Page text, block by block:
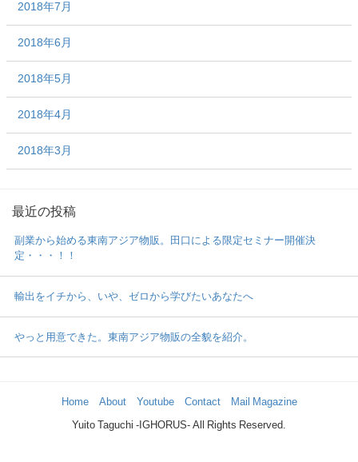
2018年7月
2018年6月
2018年5月
2018年4月
2018年3月
最近の投稿
副業から始める東南アジア物販。田口による限定セミナー開催決
定・・・！！
輸出をイチから、いや、ゼロから学びたいあなたへ
やっと用意できた。東南アジア物販の全貌を紹介。
Home About Youtube Contact Mail Magazine
Yuito Taguchi -IGHORUS- All Rights Reserved.